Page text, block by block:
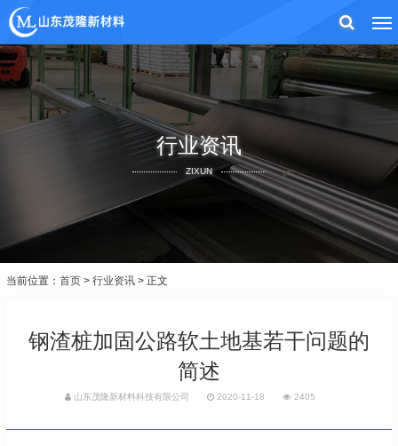
行业资讯
ZIXUN
当前位置： 首页 > 行业资讯 > 正文
钢渣桩加固公路软土地基若干问题的
简述
山东茂隆新材料科技有限公司 2020-11-18 2405